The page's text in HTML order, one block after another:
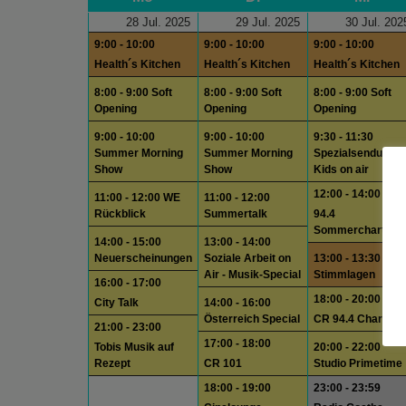
28 Jul. 2025
9:00 - 10:00
Health´s Kitchen
8:00 - 9:00 Soft
Opening
9:00 - 10:00
Summer Morning
Show
11:00 - 12:00 WE
Rückblick
14:00 - 15:00
Neuerscheinungen
16:00 - 17:00
City Talk
21:00 - 23:00
Tobis Musik auf
Rezept
29 Jul. 2025
9:00 - 10:00
Health´s Kitchen
8:00 - 9:00 Soft
Opening
9:00 - 10:00
Summer Morning
Show
11:00 - 12:00
Summertalk
13:00 - 14:00
Soziale Arbeit on
Air - Musik-Special
14:00 - 16:00
Österreich Special
17:00 - 18:00
CR 101
18:00 - 19:00
30 Jul.
9:00 - 10:00
Health´s Kitchen
8:00 - 9:00 Soft
Opening
9:30 - 11:30
Spezialsendung:
Kids on air
12:00 - 14:00
94.4
Sommercharts
13:00 - 13:30
Stimmlagen
18:00 - 20:00
CR 94.4 Charts
20:00 - 22:00
Studio Primetime
23:00 - 23:59